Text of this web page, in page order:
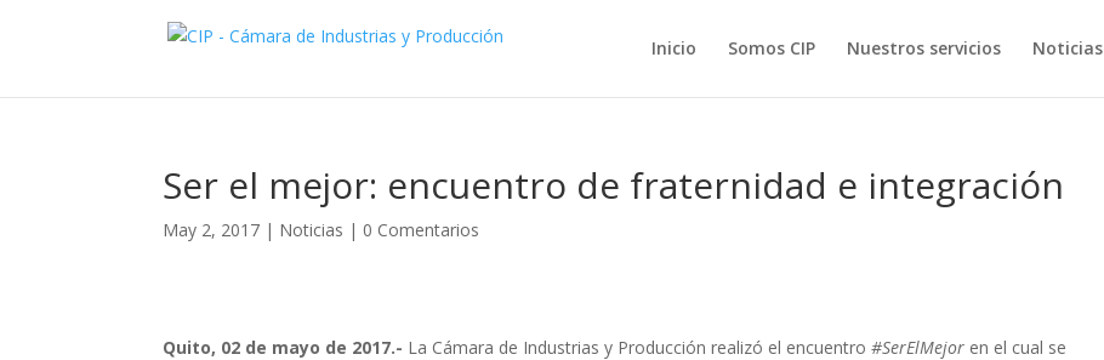
Inicio Somos CIP Nuestros servicios Noticias
Ser el mejor: encuentro de fraternidad e integración
May 2, 2017 | Noticias | 0 Comentarios
Quito, 02 de mayo de 2017.- La Cámara de Industrias y Producción realizó el encuentro#SerElMejor en el cual se